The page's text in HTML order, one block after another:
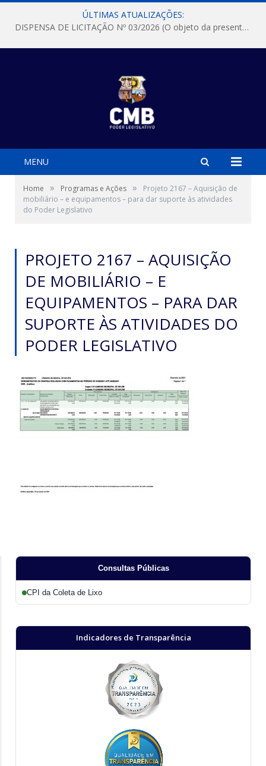
ÚLTIMAS ATUALIZAÇÕES:
DISPENSA DE LICITAÇÃO Nº 03/2026 (O objeto da presente dispensa é a escolha da proposta mais vantajosa para a aquisição, de aparelhos de ar condicionado, tipo Split, com material de instalação e fogão industrial, conforme condições, quantidades e exigências estabelecidas no termo de referencia e neste aviso de contratação direta e seus anexos)
MENU
Home » Programas e Ações »
Projeto 2167 – Aquisição de
mobiliário – e equipamentos – para dar suporte às atividades
do Poder Legislativo
PROJETO 2167 – AQUISIÇÃO
DE MOBILIÁRIO – E
EQUIPAMENTOS – PARA DAR
SUPORTE ÀS ATIVIDADES DO
PODER LEGISLATIVO
Consultas Públicas
CPI da Coleta de Lixo
Indicadores de Transparência